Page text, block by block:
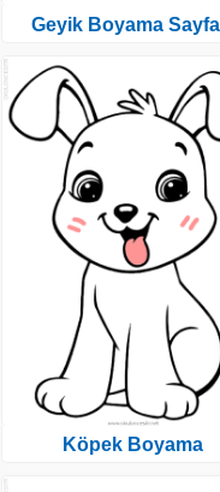
Geyik Boyama
Köpek Boyama